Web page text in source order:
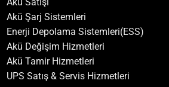
Akü Şarj Sistemleri
Enerji Depolama Sistemleri(ESS)
Akü Değişim Hizmetleri
Akü Tamir Hizmetleri
UPS Satış & Servis Hizmetleri